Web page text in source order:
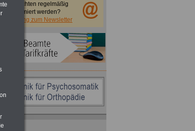
Sie möchten regelmäßig
informiert werden?
Anmeldung zum Newsletter